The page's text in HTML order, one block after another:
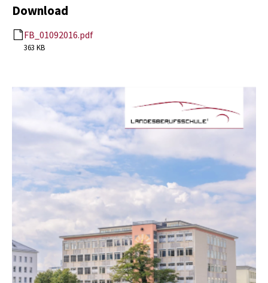
Download
FB_01092016.pdf
363 KB